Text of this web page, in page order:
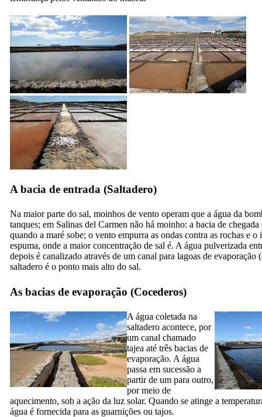
A bacia de entrada (Saltadero)
Na maior parte do sal, moinhos de vento operam que a água da
tanques; em Salinas del Carmen não há moinho: a bacia de
quando a maré sobe; o vento empurra as ondas contra as rochas e
espuma, onde a maior concentração de sal é. A água pulverizada
depois é canalizado através de um canal para lagoas de evaporação (
saltadero é o ponto mais alto do sal.
As bacias de evaporação (Cocederos)
A água coletada na
saltadero acontece, por
um canal chamado
tajea até três bacias de
evaporação. A água
passa em sucessão a
partir de um para outro,
por meio de
aquecimento, sob a ação da luz solar. Quando se atinge a
água é fornecida para as guarnições ou tajos.